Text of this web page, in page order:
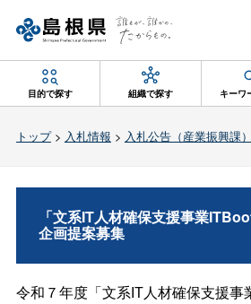
目的で探す 組織で探す キーワ
トップ> 入札情報 > 入札公告（産業振興課）
「文系IT人材確保支援事業
企画提案募集
令和７年度「文系IT人材確保支援事